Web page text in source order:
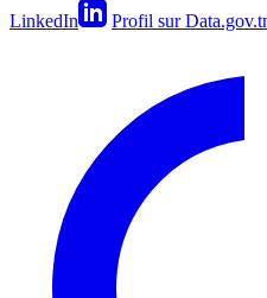
LinkedIn Profil sur